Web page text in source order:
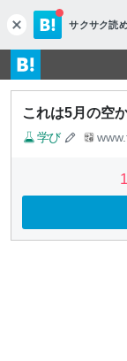
c
l
o
s
e
サクサク読め
これは5月の空
学び
1